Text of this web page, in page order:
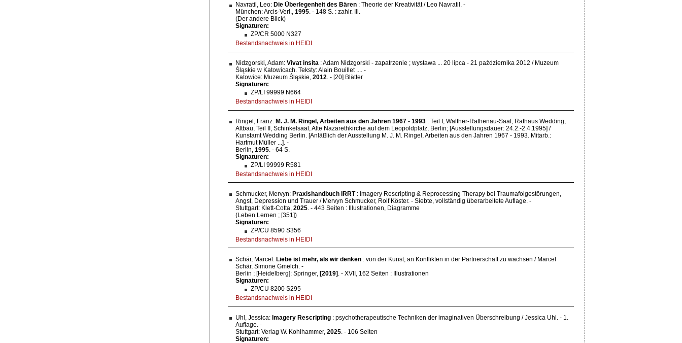
Navratil, Leo: Die Überlegenheit des Bären : Theorie der Kreativität / Leo Navratil. -
München: Arcis-Verl., 1995. - 148 S. : zahlr. Ill.
(Der andere Blick)
Signaturen:
ZP/CR 5000 N327
Bestandsnachweis in HEIDI
Nidzgorski, Adam: Vivat insita : Adam Nidzgorski - zapatrzenie ; wystawa ... 20 lipca - 21 października 2012 / Muzeum
Śląskie w Katowicach. Teksty: Alain Bouillet .... -
Katowice: Muzeum Śląskie, 2012. - [20] Blätter
Signaturen:
ZP/LI 99999 N664
Bestandsnachweis in HEIDI
Ringel, Franz: M. J. M. Ringel, Arbeiten aus den Jahren 1967 - 1993 : Teil I, Walther-Rathenau-Saal, Rathaus Wedding,
Altbau, Teil II, Schinkelsaal, Alte Nazarethkirche auf dem Leopoldplatz, Berlin; [Ausstellungsdauer: 24.2.-2.4.1995] /
Kunstamt Wedding Berlin. [Anläßlich der Ausstellung M. J. M. Ringel, Arbeiten aus den Jahren 1967 - 1993. Mitarb.:
Hartmut Müller ...]. -
Berlin, 1995. - 64 S.
Signaturen:
ZP/LI 99999 R581
Bestandsnachweis in HEIDI
Schmucker, Mervyn: Praxishandbuch IRRT: Imagery Rescripting & Reprocessing Therapy bei Traumafolgestörungen,
Angst, Depression und Trauer / Mervyn Schmucker, Rolf Köster. - Siebte, vollständig überarbeitete Auflage. -
Stuttgart: Klett-Cotta, 2025. - 443 Seiten : Illustrationen, Diagramme
(Leben Lernen ; [351])
Signaturen:
ZP/CU 8590 S356
Bestandsnachweis in HEIDI
Schär, Marcel: Liebe ist mehr, als wir denken : von der Kunst, an Konflikten in der Partnerschaft zu wachsen / Marcel
Schär, Simone Gmelch. -
Berlin ; [Heidelberg]: Springer, [2019]. - XVII, 162 Seiten : Illustrationen
Signaturen:
ZP/CU 8200 S295
Bestandsnachweis in HEIDI
Uhl, Jessica: Imagery Rescripting : psychotherapeutische Techniken der imaginativen Überschreibung / Jessica Uhl. - 1.
Auflage. -
Stuttgart: Verlag W. Kohlhammer, 2025. - 106 Seiten
Signaturen: